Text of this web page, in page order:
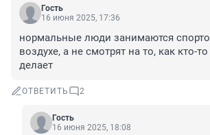
Гость
16 июня 2025, 17:36
нормальные люди занимаются
воздухе, а не смотрят на то, как кто-то
делает
ОТВЕТИТЬ 2
Гость
16 июня 2025, 18:08